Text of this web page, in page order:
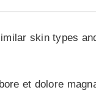
skin types
et dolore